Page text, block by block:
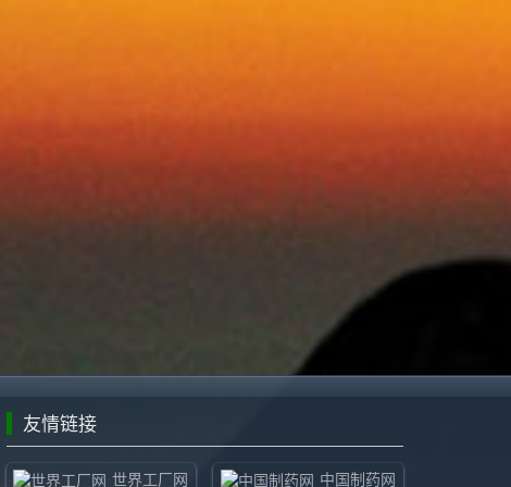
友情链接
世界工厂网 中国制药网